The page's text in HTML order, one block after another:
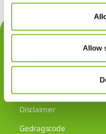
Allow
Contact
Cookiegebruik
Disclaimer
Gedragscode